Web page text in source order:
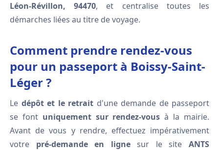
Léon-Révillon, 94470, et centralise toutes les
démarches liées au titre de voyage.
Comment prendre rendez-vous
pour un passeport à Boissy-Saint-
Léger ?
Le dépôt et le retrait d'une demande de passeport
se font uniquement sur rendez-vous à la mairie.
Avant de vous y rendre, effectuez impérativement
votre pré-demande en lignesur le siteANTS